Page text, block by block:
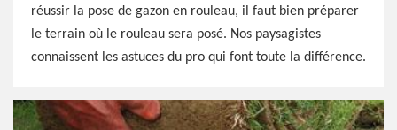
réussir la pose de gazon en rouleau, il faut bien préparer
le terrain où le rouleau sera posé. Nos paysagistes
connaissent les astuces du pro qui font toute la différence.